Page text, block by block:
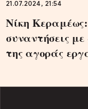
21.07.2024, 21:54
Nίκη
συναντήσεις
της αγοράς